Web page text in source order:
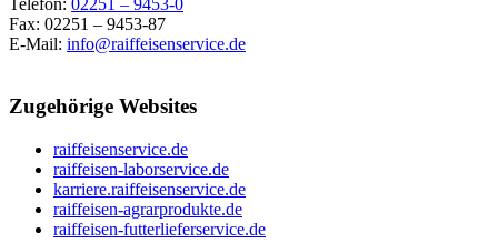
Fax: 02251 – 9453-87
E-Mail: info@raiffeisenservice.de
Zugehörige Websites
raiffeisenservice.de
raiffeisen-laborservice.de
karriere.raiffeisenservice.de
raiffeisen-agrarprodukte.de
raiffeisen-futterlieferservice.de